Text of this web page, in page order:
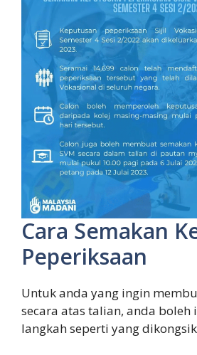
Cara Semakan
Peperiksaan
Untuk anda yang ingin
secara atas talian, anda boleh
langkah seperti yang